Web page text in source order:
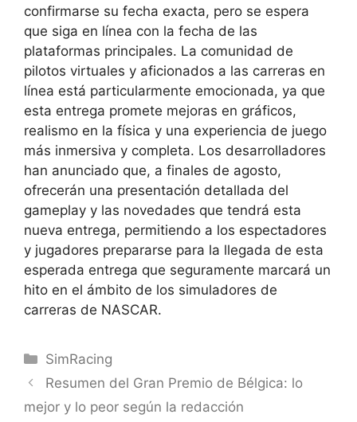
confirmarse su fecha exacta, pero se espera
que siga en línea con la fecha de las
plataformas principales. La comunidad de
pilotos virtuales y aficionados a las carreras en
línea está particularmente emocionada, ya que
esta entrega promete mejoras en gráficos,
realismo en la física y una experiencia de juego
más inmersiva y completa. Los desarrolladores
han anunciado que, a finales de agosto,
ofrecerán una presentación detallada del
gameplay y las novedades que tendrá esta
nueva entrega, permitiendo a los espectadores
y jugadores prepararse para la llegada de esta
esperada entrega que seguramente marcará un
hito en el ámbito de los simuladores de
carreras de NASCAR.
Categorías
SimRacing
Resumen del Gran Premio de Bélgica: lo
mejor y lo peor según la redacción